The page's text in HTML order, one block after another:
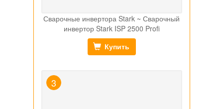
Сварочные инвертора Stark ~ Сварочный
инвертор Stark ISP 2500 Profi
Купить